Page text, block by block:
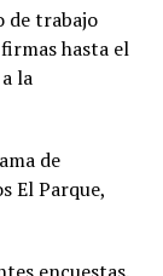
de trabajo
hasta el
la
de
El Parque,